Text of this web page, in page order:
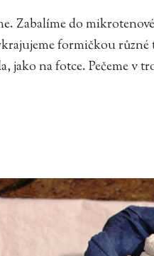
Zabalíme do
formičkou
jako na fotce. Pečeme v